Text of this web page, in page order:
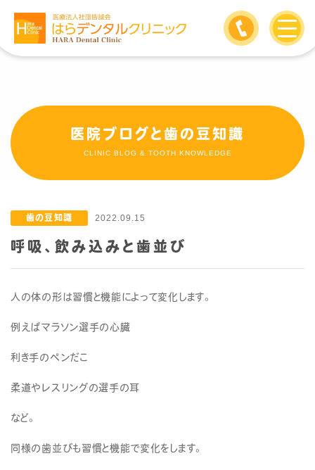
医院ブログと歯の豆知識
CLINIC BLOG & TOOTH KNOWLEDGE
歯の豆知識 2022.09.15
呼吸、飲み込みと歯並び
人の体の形は習慣と機能によって変化します。
例えばマラソン選手の心臓
利き手のペンだこ
柔道やレスリングの選手の耳
など。
同様の歯並びも習慣と機能で変化をします。